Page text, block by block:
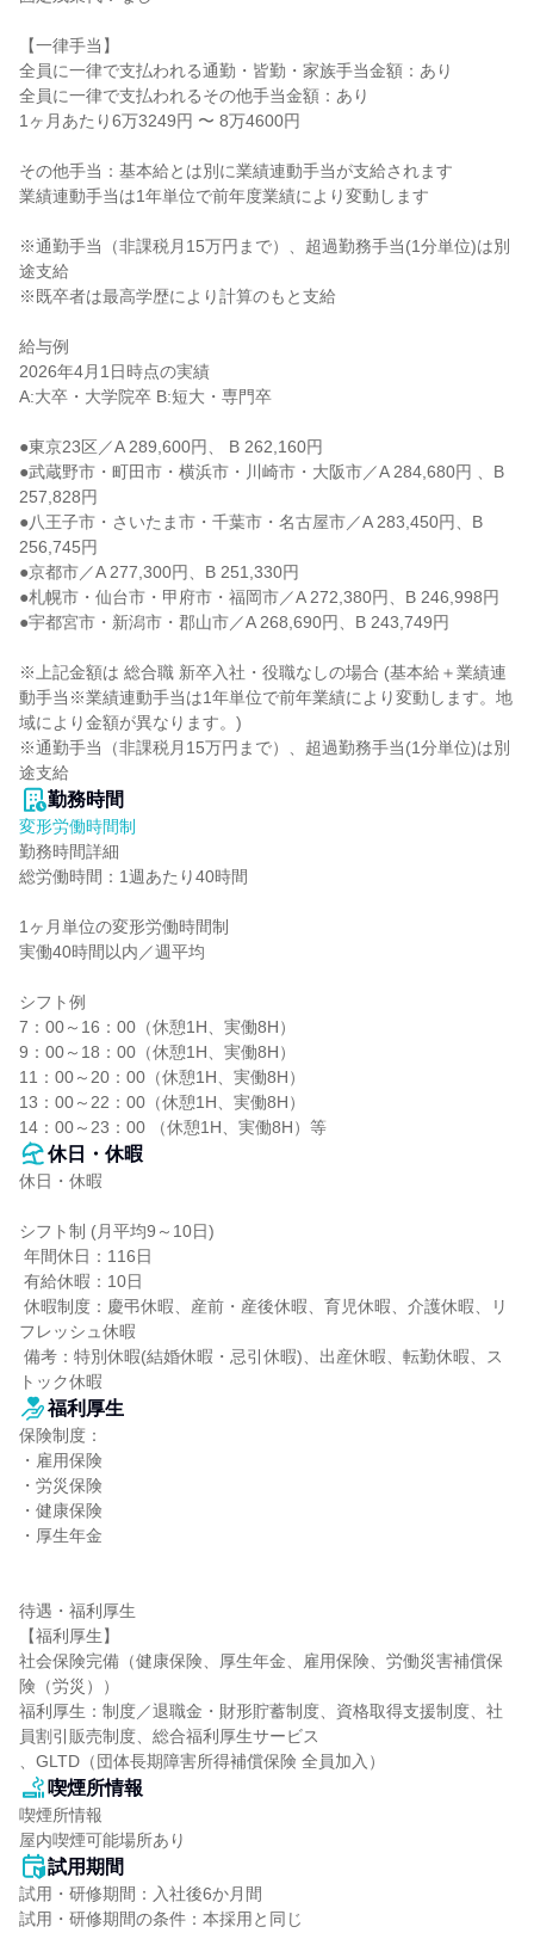
【一律手当】
全員に一律で支払われる通勤・皆勤・家族手当金額：あり
全員に一律で支払われるその他手当金額：あり
1ヶ月あたり6万3249円 〜 8万4600円
その他手当：基本給とは別に業績連動手当が支給されます
業績連動手当は1年単位で前年度業績により変動します
※通勤手当（非課税月15万円まで）、超過勤務手当(1分単位)は別
途支給
※既卒者は最高学歴により計算のもと支給
給与例
2026年4月1日時点の実績
A:大卒・大学院卒 B:短大・専門卒
●東京23区／A 289,600円、 B 262,160円
●武蔵野市・町田市・横浜市・川崎市・大阪市／A 284,680円 、B
257,828円
●八王子市・さいたま市・千葉市・名古屋市／A 283,450円、B
256,745円
●京都市／A 277,300円、B 251,330円
●札幌市・仙台市・甲府市・福岡市／A 272,380円、B 246,998円
●宇都宮市・新潟市・郡山市／A 268,690円、B 243,749円
※上記金額は 総合職 新卒入社・役職なしの場合 (基本給＋業績連
動手当※業績連動手当は1年単位で前年業績により変動します。地
域により金額が異なります。)
※通勤手当（非課税月15万円まで）、超過勤務手当(1分単位)は別
途支給
勤務時間
変形労働時間制
勤務時間詳細
総労働時間：1週あたり40時間
1ヶ月単位の変形労働時間制
実働40時間以内／週平均
シフト例
7：00～16：00（休憩1H、実働8H）
9：00～18：00（休憩1H、実働8H）
11：00～20：00（休憩1H、実働8H）
13：00～22：00（休憩1H、実働8H）
14：00～23：00 （休憩1H、実働8H）等
休日・休暇
休日・休暇
シフト制 (月平均9～10日)
フレッシュ休暇
トック休暇
福利厚生
保険制度：
・雇用保険
・労災保険
・健康保険
・厚生年金
待遇・福利厚生
【福利厚生】
社会保険完備（健康保険、厚生年金、雇用保険、労働災害補償保
険（労災））
福利厚生：制度／退職金・財形貯蓄制度、資格取得支援制度、社
員割引販売制度、総合福利厚生サービス
、GLTD（団体長期障害所得補償保険 全員加入）
喫煙所情報
喫煙所情報
屋内喫煙可能場所あり
試用期間
試用・研修期間：入社後6か月間
試用・研修期間の条件：本採用と同じ